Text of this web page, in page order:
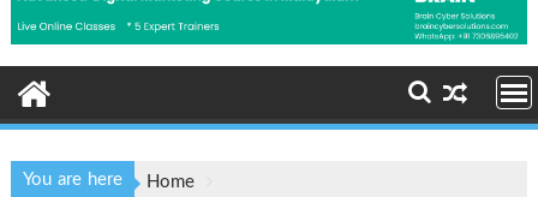
You are here
Home